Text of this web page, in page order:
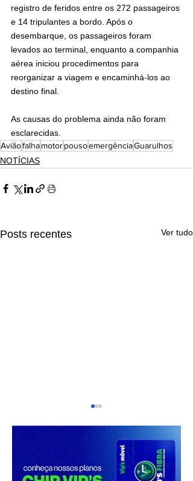
registro de feridos entre os 272 passageiros
e 14 tripulantes a bordo. Após o
desembarque, os passageiros foram
levados ao terminal, enquanto a companhia
aérea iniciou procedimentos para
reorganizar a viagem e encaminhá-los ao
destino final.
As causas do problema ainda não foram
esclarecidas.
AviãofalhamotorpousoemergênciaGuarulhos
NOTÍCIAS
Posts recentes Ver tudo